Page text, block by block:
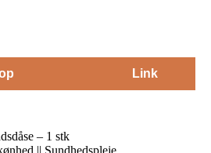
Link
– 1 stk
|| Sundhedspleje